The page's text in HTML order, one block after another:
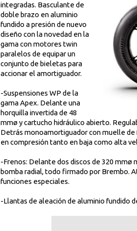
integradas. Basculante de
doble brazo en aluminio
fundido a presión de nuevo
diseño con la novedad en la
gama con motores twin
paralelos de equipar un
conjunto de bieletas para
accionar el amortiguador.
-Suspensiones WP de la
gama Apex. Delante una
horquilla invertida de 48
mmø y cartucho hidráulico abierto.
Detrás monoamortiguador con muelle
en compresión tanto en baja como alta
-Frenos: Delante dos discos de 320 mmø
bomba radial, todo firmado por Brembo.
funciones especiales.
-Llantas de aleación de aluminio fundido